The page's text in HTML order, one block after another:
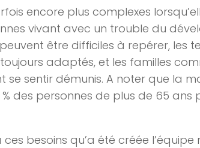
encore plus complexes
vivant avec un trouble du
être difficiles à repérer, les
adaptés, et les familles
se sentir démunis. A noter que la
% des personnes de plus de 65 ans
besoins qu’a été créée l’équipe